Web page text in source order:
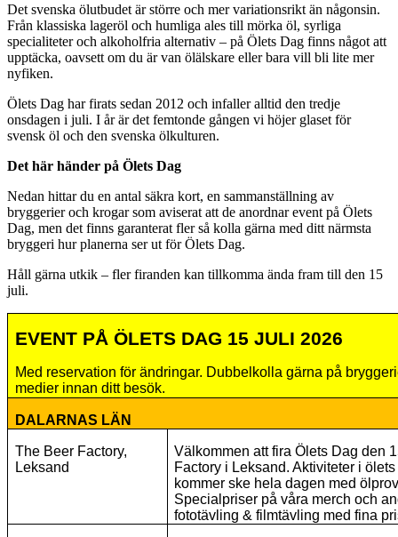
Det svenska ölutbudet är större och mer variationsrikt än någonsin.
Från klassiska lageröl och humliga ales till mörka öl, syrliga
specialiteter och alkoholfria alternativ – på Ölets Dag finns något att
upptäcka, oavsett om du är van ölälskare eller bara vill bli lite mer
nyfiken.
Ölets Dag har firats sedan 2012 och infaller alltid den tredje
onsdagen i juli. I år är det femtonde gången vi höjer glaset för
svensk öl och den svenska ölkulturen.
Det här händer på Ölets Dag
Nedan hittar du en antal säkra kort, en sammanställning av
bryggerier och krogar som aviserat att de anordnar event på Ölets
Dag, men det finns garanterat fler så kolla gärna med ditt närmsta
bryggeri hur planerna ser ut för Ölets Dag.
Håll gärna utkik – fler firanden kan tillkomma ända fram till den 15
juli.
EVENT PÅ ÖLETS DAG 15 JULI 2026
Med reservation för ändringar. Dubbelkolla gärna på
medier innan ditt besök.
DALARNAS LÄN
The Beer Factory,
Leksand
Välkommen att fira Ölets Dag den
Factory i Leksand. Aktiviteter i
kommer ske hela dagen med
Specialpriser på våra merch och
fototävling & filmtävling med fina